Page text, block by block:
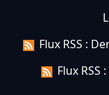
Flux RSS :
Flux